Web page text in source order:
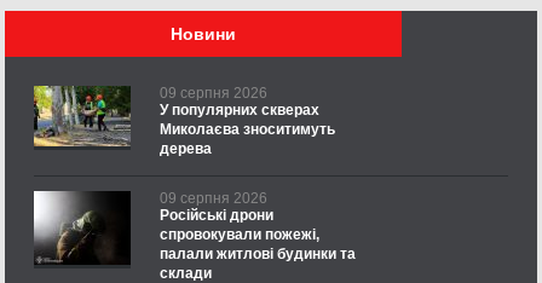
Новини
09 серпня 2026
У популярних скверах
Миколаєва зноситимуть
дерева
09 серпня 2026
Російські дрони
спровокували пожежі,
палали житлові будинки та
склади